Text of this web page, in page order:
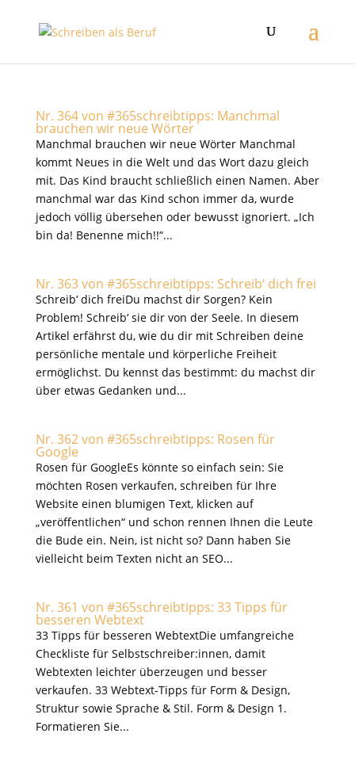
Nr. 364 von #365schreibtipps: Manchmal
brauchen wir neue Wörter
Manchmal brauchen wir neue Wörter Manchmal
kommt Neues in die Welt und das Wort dazu gleich
mit. Das Kind braucht schließlich einen Namen. Aber
manchmal war das Kind schon immer da, wurde
jedoch völlig übersehen oder bewusst ignoriert. „Ich
bin da! Benenne mich!!“...
Nr. 363 von #365schreibtipps: Schreib‘ dich frei
Schreib‘ dich freiDu machst dir Sorgen? Kein
Problem! Schreib‘ sie dir von der Seele. In diesem
Artikel erfährst du, wie du dir mit Schreiben deine
persönliche mentale und körperliche Freiheit
ermöglichst. Du kennst das bestimmt: du machst dir
über etwas Gedanken und...
Nr. 362 von #365schreibtipps: Rosen für
Google
Rosen für GoogleEs könnte so einfach sein: Sie
möchten Rosen verkaufen, schreiben für Ihre
Website einen blumigen Text, klicken auf
„veröffentlichen“ und schon rennen Ihnen die Leute
die Bude ein. Nein, ist nicht so? Dann haben Sie
vielleicht beim Texten nicht an SEO...
Nr. 361 von #365schreibtipps: 33 Tipps für
besseren Webtext
33 Tipps für besseren WebtextDie umfangreiche
Checkliste für Selbstschreiber:innen, damit
Webtexten leichter überzeugen und besser
verkaufen. 33 Webtext-Tipps für Form & Design,
Struktur sowie Sprache & Stil. Form & Design 1.
Formatieren Sie...